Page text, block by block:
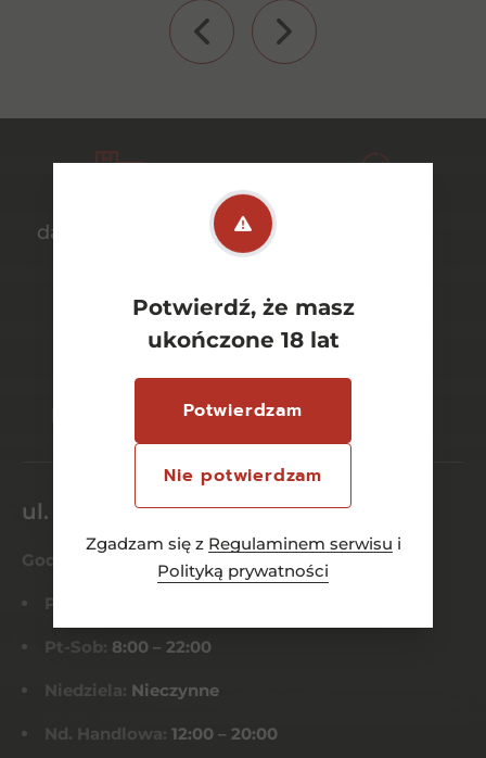
Potwierdź, że masz
ukończone 18 lat
Potwierdzam
Nie potwierdzam
Zgadzam się z Regulaminem serwisu i
Polityką prywatności
darmowa dostawa
bezpieczne
płatności online
szeroki wybór
asortymentu
ul. Dworcowa 26/6
Godziny otwarcia
Pn-Czw:
Pt-Sob: 8:00 – 22:00
Niedziela: Nieczynne
Nd. Handlowa: 12:00 – 20:00